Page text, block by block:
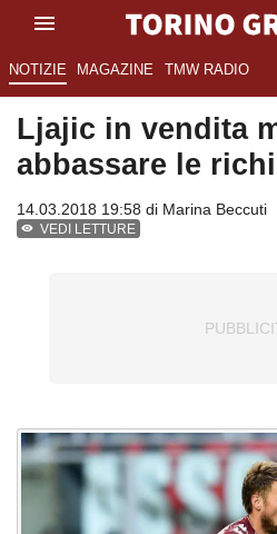
NOTIZIE MAGAZINE TMW RADIO
Ljajic in vendita
abbassare le
14.03.2018 19:58 di Marina Beccuti
VEDI LETTURE